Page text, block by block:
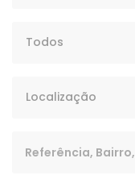
Todos
Localização